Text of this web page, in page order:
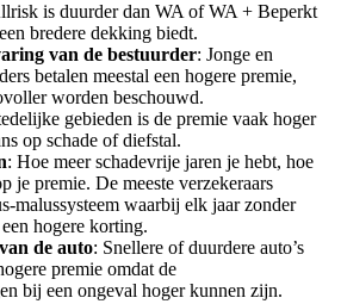
is duurder dan WA of WA + Beperkt
bredere dekking biedt.
van de bestuurder: Jonge en
betalen meestal een hogere premie,
worden beschouwd.
gebieden is de premie vaak hoger
op schade of diefstal.
: Hoe meer schadevrije jaren je hebt, hoe
je premie. De meeste verzekeraars
malussysteem waarbij elk jaar zonder
hogere korting.
de auto: Snellere of duurdere auto’s
premie omdat de
bij een ongeval hoger kunnen zijn.